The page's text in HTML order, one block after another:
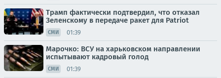
Трамп фактически подтвердил, что отказал
Зеленскому в передаче ракет для Patriot
СМИ 01:39
Марочко: ВСУ на харьковском направлении
испытывают кадровый голод
СМИ 01:39